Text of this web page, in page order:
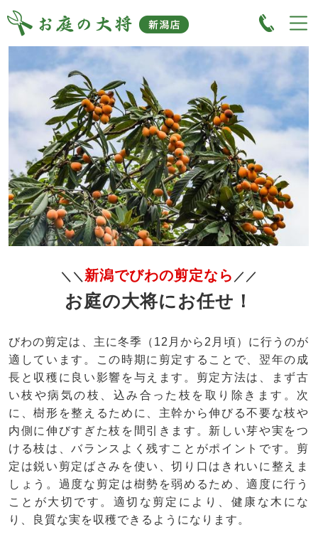
＼＼ 新潟でびわの剪定なら ／／
お庭の大将にお任せ！
びわの剪定は、主に冬季（12月から2月頃）に行うのが
適しています。この時期に剪定することで、翌年の成
長と収穫に良い影響を与えます。剪定方法は、まず古
い枝や病気の枝、込み合った枝を取り除きます。次
に、樹形を整えるために、主幹から伸びる不要な枝や
内側に伸びすぎた枝を間引きます。新しい芽や実をつ
ける枝は、バランスよく残すことがポイントです。剪
定は鋭い剪定ばさみを使い、切り口はきれいに整えま
しょう。過度な剪定は樹勢を弱めるため、適度に行う
ことが大切です。適切な剪定により、健康な木にな
り、良質な実を収穫できるようになります。